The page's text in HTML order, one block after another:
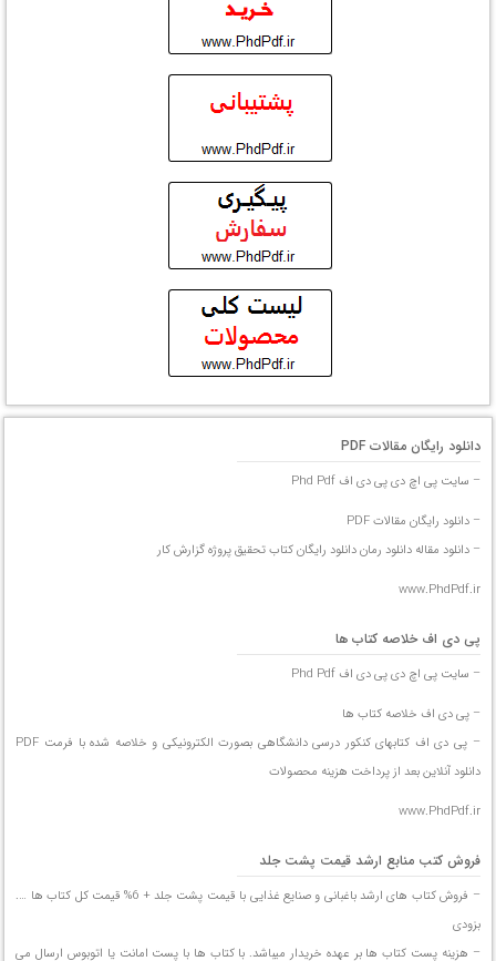
دانلود رایگان مقالات PDF
– سایت پی اچ دی پی دی اف Phd Pdf
– دانلود رایگان مقالات PDF
– دانلود مقاله دانلود رمان دانلود رایگان کتاب تحقیق پروژه گزارش کار
www.PhdPdf.ir
پی دی اف خلاصه کتاب ها
– سایت پی اچ دی پی دی اف Phd Pdf
– پی دی اف خلاصه کتاب ها
– پی دی اف کتابهای کنکور درسی دانشگاهی بصورت الکترونیکی و خلاصه شده با فرمت PDF
دانلود آنلاین بعد از پرداخت هزینه محصولات
www.PhdPdf.ir
فروش کتب منابع ارشد قیمت پشت جلد
– فروش کتاب های ارشد باغبانی و صنایع غذایی با قیمت پشت جلد + 6% قیمت کل کتاب ها ….
بزودی
– هزینه پست کتاب ها بر عهده خریدار میباشد. با کتاب ها با پست امانت یا اتوبوس ارسال می